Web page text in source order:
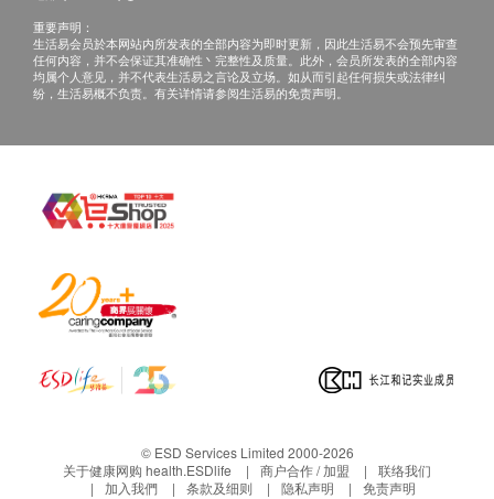
重要声明：
生活易会员於本网站内所发表的全部内容为即时更新，因此生活易不会预先审查
任何内容，并不会保证其准确性丶完整性及质量。此外，会员所发表的全部内容
均属个人意见，并不代表生活易之言论及立场。如从而引起任何损失或法律纠
纷，生活易概不负责。有关详情请参阅生活易的免责声明。
© ESD Services Limited 2000-2026
关于健康网购 health.ESDlife
商户合作 / 加盟
联络我们
加入我們
条款及细则 隐私声明
免责声明